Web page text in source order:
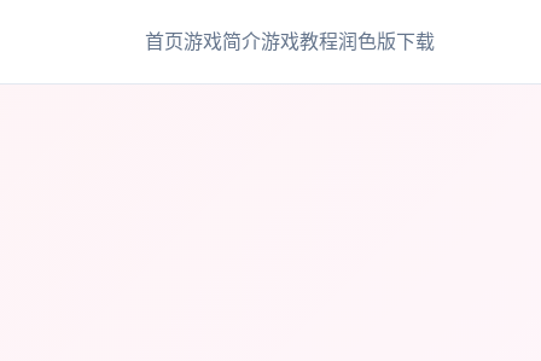
首页游戏简介游戏教程润色版下载